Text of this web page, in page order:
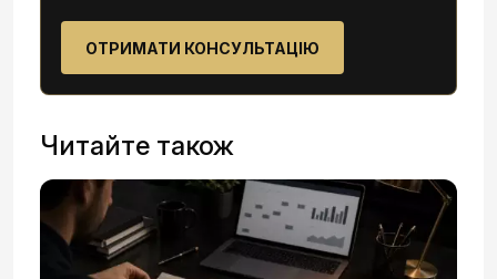
ОТРИМАТИ КОНСУЛЬТАЦІЮ
Читайте також